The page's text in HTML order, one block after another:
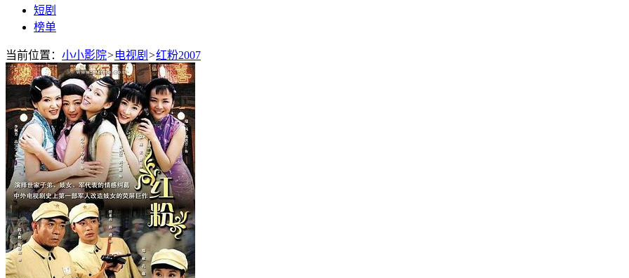
短剧
榜单
当前位置： 小小影院>电视剧 >红粉2007